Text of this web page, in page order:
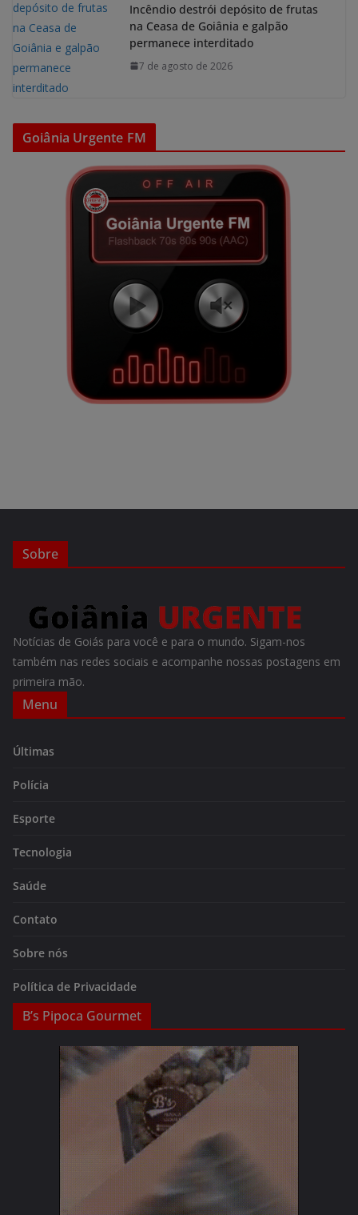
Incêndio destrói depósito de frutas
na Ceasa de Goiânia e galpão
permanece interditado
7 de agosto de 2026
Goiânia Urgente FM
Sobre
Notícias de Goiás para você e para o mundo. Sigam-nos
também nas redes sociais e acompanhe nossas postagens em
primeira mão.
Menu
Últimas
Polícia
Esporte
Tecnologia
Saúde
Contato
Sobre nós
Política de Privacidade
B’s Pipoca Gourmet